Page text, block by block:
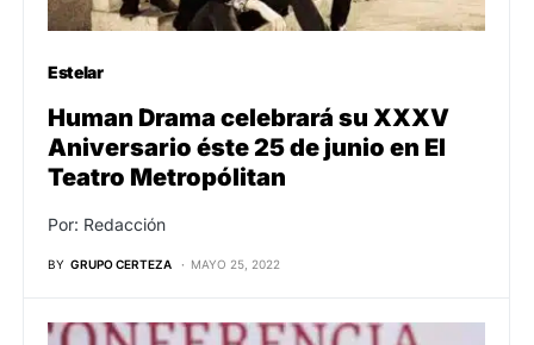
Estelar
Human Drama celebrará su XXXV
Aniversario éste 25 de junio en El
Teatro Metropólitan
Por: Redacción
BY GRUPO CERTEZA MAYO 25, 2022